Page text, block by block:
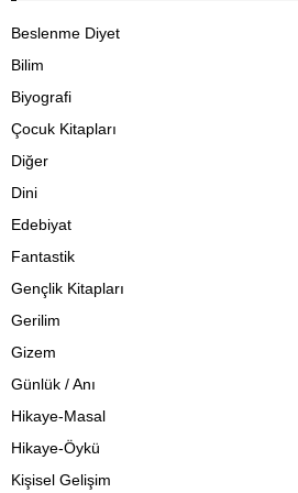
Beslenme Diyet
Bilim
Biyografi
Çocuk Kitapları
Diğer
Dini
Edebiyat
Fantastik
Gençlik Kitapları
Gerilim
Gizem
Günlük / Anı
Hikaye-Masal
Hikaye-Öykü
Kişisel Gelişim